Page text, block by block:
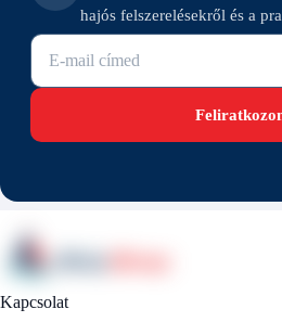
hajós felszerelésekről és a
E-mail cím
Kapcsolat